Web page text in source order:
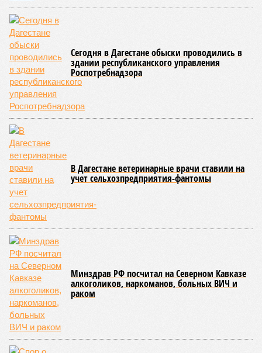
В масштабах всей страны картина также выглядит
тревожно: за первое полугодие общее количество
несовершеннолетних преступников увеличилось по
сравнению с аналогичным периодом минувшего года на 945
человек и достигло отметки в 11,4 тысячи.
В Чукотском автономном округе число малолетних
нарушителей закона выросло с одного до шести, в
Чеченской Республике, где годом ранее таковых не было
вовсе, теперь зафиксировано восемь случаев, а в
Пензенской области показатель и вовсе подскочил с 39 до
87 человек.
Наибольший абсолютный прирост подростковой
преступности зафиксирован в трёх федеральных округах.
В Северо-Западном федеральном округе количество таких
правонарушителей выросло с 937 до 1,1 тысячи, в
Приволжском – с 2,2 до 2,3 тысячи, а в Центральном – с 1,8
до 2 тысяч человек.
В то же время в Дальневосточном и Уральском
федеральных округах ведомство зафиксировало снижение
показателя – до 1,1 тысячи в каждом из этих
макрорегионов.
Ранее сообщалось, что по итогам 2025 года Кабардино-
Балкарская Республика относилась к числу наиболее
благополучных субъектов Федерации: там на 10 тысяч
жителей приходилось в среднем 69,2 преступления, и с